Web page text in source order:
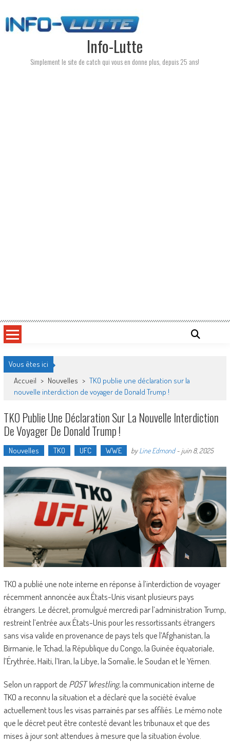
to
content
Info-Lutte
Simplement le site de catch qui vous en donne plus, depuis 25 ans!
Vous êtes ici
Accueil > Nouvelles > TKO publie une déclaration sur la
nouvelle interdiction de voyager de Donald Trump !
TKO Publie Une Déclaration Sur La Nouvelle Interdiction
De Voyager De Donald Trump !
Nouvelles TKO UFC WWE byLine Edmond- juin 8, 2025
TKO a publié une note interne en réponse à l’interdiction de voyager
récemment annoncée aux États-Unis visant plusieurs pays
étrangers. Le décret, promulgué mercredi par l’administration Trump,
restreint l’entrée aux États-Unis pour les ressortissants étrangers
sans visa valide en provenance de pays tels que l’Afghanistan, la
Birmanie, le Tchad, la République du Congo, la Guinée équatoriale,
l’Érythrée, Haïti, l’Iran, la Libye, la Somalie, le Soudan et le Yémen.
Selon un rapport de POST Wrestling, la communication interne de
TKO a reconnu la situation et a déclaré que la société évalue
actuellement tous les visas parrainés par ses affiliés. Le mémo note
que le décret peut être contesté devant les tribunaux et que des
mises à jour sont attendues à mesure que la situation évolue.